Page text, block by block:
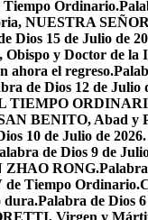
Tiempo Ordinario.
NUESTRA
Dios 15 de Julio de
y Doctor de la
ahora el regreso.
de Dios 12 de Julio
TIEMPO
BENITO, Abad y
10 de Julio de
de Dios 9 de
ZHAO RONG.
de Tiempo Ordinario.
dura.Palabra de Dios